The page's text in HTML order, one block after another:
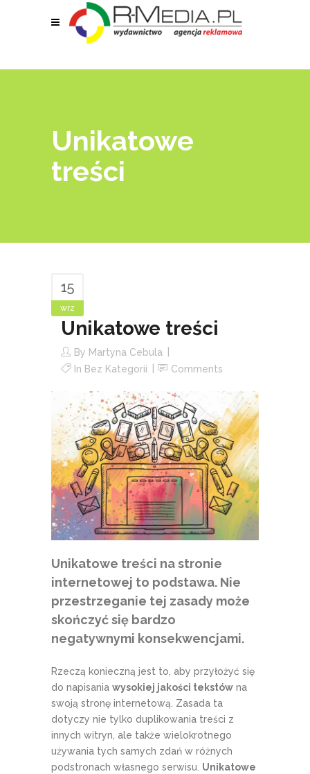
Unikatowe
treści
15
wrz
Unikatowe treści
By Martyna Cebula
In Bez Kategorii Comments
Unikatowe treści na stronie
internetowej to podstawa. Nie
przestrzeganie tej zasady może
skończyć się bardzo
negatywnymi konsekwencjami.
Rzeczą konieczną jest to, aby przyłożyć się
do napisania wysokiej jakości tekstów na
swoją stronę internetową. Zasada ta
dotyczy nie tylko duplikowania treści z
innych witryn, ale także wielokrotnego
używania tych samych zdań w różnych
podstronach własnego serwisu. Unikatowe